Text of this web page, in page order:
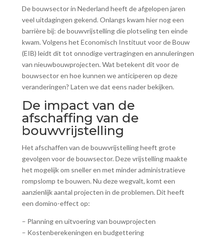
De bouwsector in Nederland heeft de afgelopen jaren
veel uitdagingen gekend. Onlangs kwam hier nog een
barrière bij: de bouwvrijstelling die plotseling ten einde
kwam. Volgens het Economisch Instituut voor de Bouw
(EIB) leidt dit tot onnodige vertragingen en annuleringen
van nieuwbouwprojecten. Wat betekent dit voor de
bouwsector en hoe kunnen we anticiperen op deze
veranderingen? Laten we dat eens nader bekijken.
De impact van de
afschaffing van de
bouwvrijstelling
Het afschaffen van de bouwvrijstelling heeft grote
gevolgen voor de bouwsector. Deze vrijstelling maakte
het mogelijk om sneller en met minder administratieve
rompslomp te bouwen. Nu deze wegvalt, komt een
aanzienlijk aantal projecten in de problemen. Dit heeft
een domino-effect op:
– Planning en uitvoering van bouwprojecten
– Kostenberekeningen en budgettering